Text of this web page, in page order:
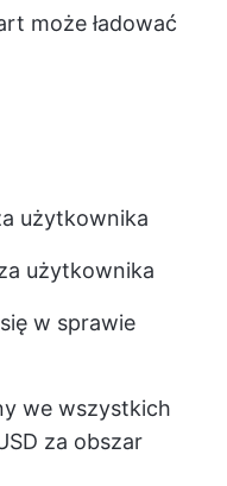
może ładować
użytkownika
użytkownika
w sprawie
we wszystkich
za obszar